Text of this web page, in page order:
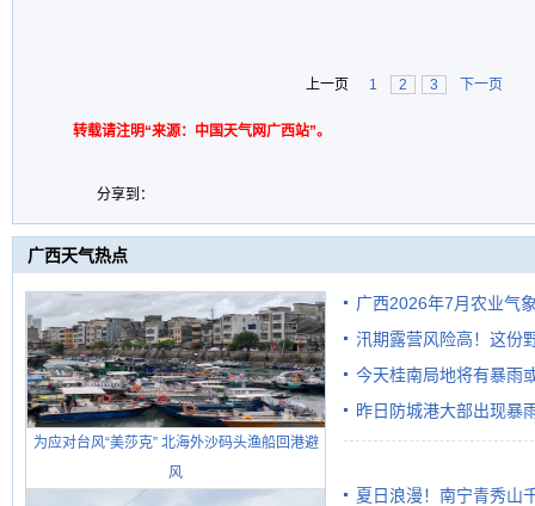
上一页 1 2 3 下一页
转载请注明“来源：中国天气网广西站”。
分享到：
广西天气热点
为应对台风“美莎克” 北海外沙码头渔船回港避
风
广西2026年7月农业气
汛期露营风险高！这份
今天桂南局地将有暴雨
需继续防范
昨日防城港大部出现暴
雨
夏日浪漫！南宁青秀山